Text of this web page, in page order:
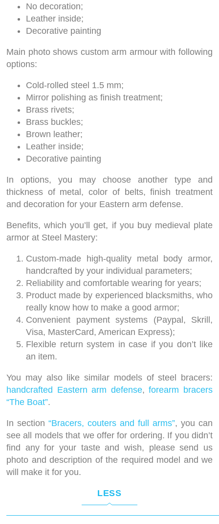
No decoration;
Leather inside;
Decorative painting
Main photo shows custom arm armour with following
options:
Cold-rolled steel 1.5 mm;
Mirror polishing as finish treatment;
Brass rivets;
Brass buckles;
Brown leather;
Leather inside;
Decorative painting
In options, you may choose another type and
thickness of metal, color of belts, finish treatment
and decoration for your Eastern arm defense.
Benefits, which you’ll get, if you buy medieval plate
armor at Steel Mastery:
Custom-made high-quality metal body armor,
handcrafted by your individual parameters;
Reliability and comfortable wearing for years;
Product made by experienced blacksmiths, who
really know how to make a good armor;
Convenient payment systems (Paypal, Skrill,
Visa, MasterCard, American Express);
Flexible return system in case if you don’t like
an item.
You may also like similar models of steel bracers:
handcrafted Eastern arm defense,forearm bracers
“The Boat”.
In section “Bracers, couters and full arms”, you can
see all models that we offer for ordering. If you didn’t
find any for your taste and wish, please send us
photo and description of the required model and we
will make it for you.
LESS